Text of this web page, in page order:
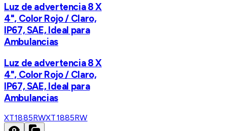
Luz de advertencia 8 X
4", Color Rojo / Claro,
IP67, SAE, Ideal para
Ambulancias
Luz de advertencia 8 X
4", Color Rojo / Claro,
IP67, SAE, Ideal para
Ambulancias
XT1885RWXT1885RW